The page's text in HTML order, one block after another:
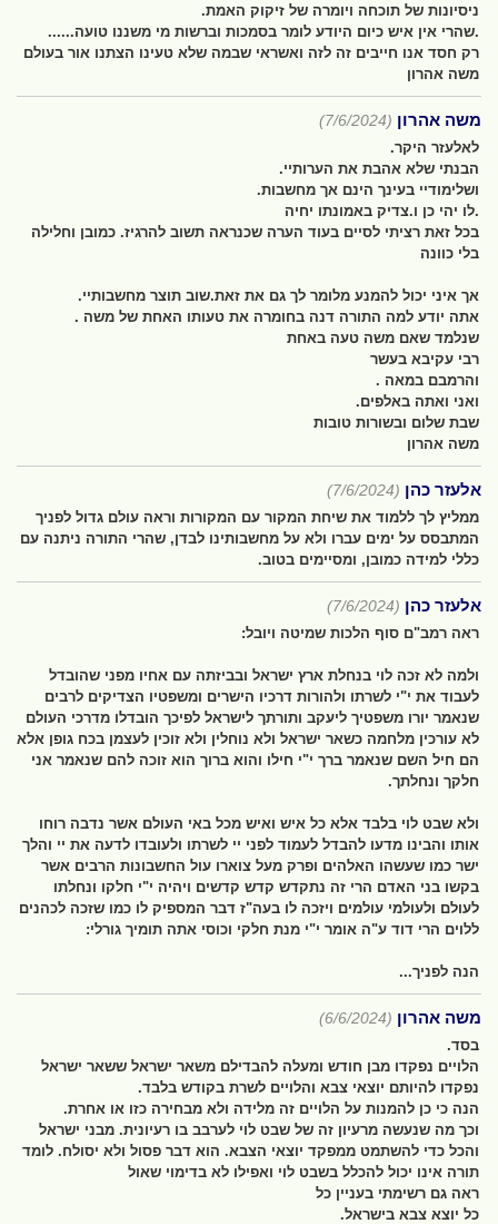
ניסיונות של תוכחה ויומרה של זיקוק האמת.
.שהרי אין איש כיום היודע לומר בסמכות וברשות מי משננו טועה......
רק חסד אנו חייבים זה לזה ואשראי שבמה שלא טעינו הצתנו אור בעולם
משה אהרון
משה אהרון (7/6/2024)
לאלעזר היקר.
הבנתי שלא אהבת את הערותיי.
ושלימודיי בעינך הינם אך מחשבות.
.לו יהי כן ו.צדיק באמונתו יחיה
בכל זאת רציתי לסיים בעוד הערה שכנראה תשוב להרגיז. כמובן וחלילה
בלי כוונה
אך איני יכול להמנע מלומר לך גם את זאת.שוב תוצר מחשבותיי.
אתה יודע למה התורה דנה בחומרה את טעותו האחת של משה .
שנלמד שאם משה טעה באחת
רבי עקיבא בעשר
והרמבם במאה .
ואני ואתה באלפים.
שבת שלום ובשורות טובות
משה אהרון
אלעזר כהן (7/6/2024)
ממליץ לך ללמוד את שיחת המקור עם המקורות וראה עולם גדול לפניך
המתבסס על ימים עברו ולא על מחשבותינו לבדן, שהרי התורה ניתנה עם
כללי למידה כמובן, ומסיימים בטוב.
אלעזר כהן (7/6/2024)
ראה רמב"ם סוף הלכות שמיטה ויובל:
ולמה לא זכה לוי בנחלת ארץ ישראל ובביזתה עם אחיו מפני שהובדל
לעבוד את י"י לשרתו ולהורות דרכיו הישרים ומשפטיו הצדיקים לרבים
שנאמר יורו משפטיך ליעקב ותורתך לישראל לפיכך הובדלו מדרכי העולם
לא עורכין מלחמה כשאר ישראל ולא נוחלין ולא זוכין לעצמן בכח גופן אלא
הם חיל השם שנאמר ברך י"י חילו והוא ברוך הוא זוכה להם שנאמר אני
חלקך ונחלתך.
ולא שבט לוי בלבד אלא כל איש ואיש מכל באי העולם אשר נדבה רוחו
אותו והבינו מדעו להבדל לעמוד לפני יי לשרתו ולעובדו לדעה את יי והלך
ישר כמו שעשהו האלהים ופרק מעל צוארו עול החשבונות הרבים אשר
בקשו בני האדם הרי זה נתקדש קדש קדשים ויהיה י"י חלקו ונחלתו
לעולם ולעולמי עולמים ויזכה לו בעה"ז דבר המספיק לו כמו שזכה לכהנים
ללוים הרי דוד ע"ה אומר י"י מנת חלקי וכוסי אתה תומיך גורלי:
הנה לפניך...
משה אהרון (6/6/2024)
בסד.
הלויים נפקדו מבן חודש ומעלה להבדילם משאר ישראל ששאר ישראל
נפקדו להיותם יוצאי צבא והלויים לשרת בקודש בלבד.
הנה כי כן להמנות על הלויים זה מלידה ולא מבחירה כזו או אחרת.
וכך מה שנעשה מרעיון זה של שבט לוי לערבב בו רעיונית. מבני ישראל
והכל כדי להשתמט ממפקד יוצאי הצבא. הוא דבר פסול ולא יסולח. לומד
תורה אינו יכול להכלל בשבט לוי ואפילו לא בדימוי שאול
ראה גם רשימתי בעניין כל
כל יוצא צבא בישראל.